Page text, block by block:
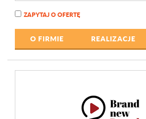
ZAPYTAJ O OFERTĘ
O FIRMIE REALIZACJE